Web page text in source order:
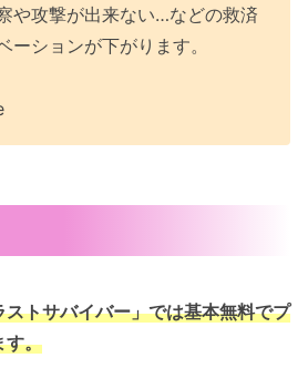
や攻撃が出来ない…などの救済
ーションが下がります。
トサバイバー」では基本無料でプ
す。